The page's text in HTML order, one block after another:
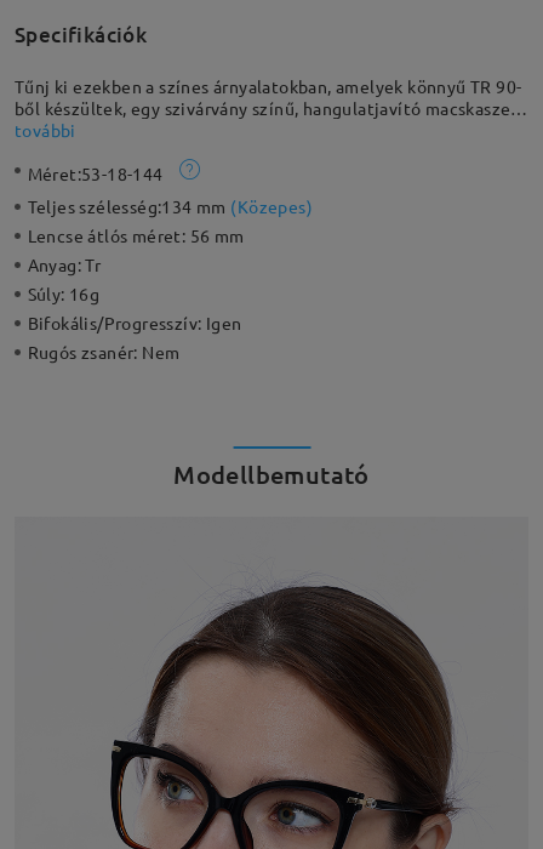
Specifikációk
Tűnj ki ezekben a színes árnyalatokban, amelyek könnyű TR 90-
ből készültek, egy szivárvány színű, hangulatjavító macskaszem
formájában. Ezek az új, jó érzést keltő keretek teljes keretesek,
további
Méret:53-18-144
Teljes szélesség:134 mm (Közepes)
Lencse átlós méret: 56 mm
Anyag:Tr
Súly: 16g
Bifokális/Progresszív: Igen
Rugós zsanér: Nem
Modellbemutató